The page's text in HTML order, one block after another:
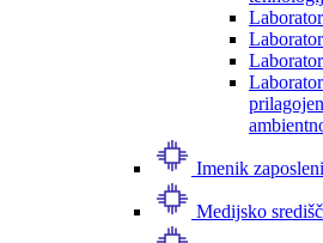
Imenik
Medijsko